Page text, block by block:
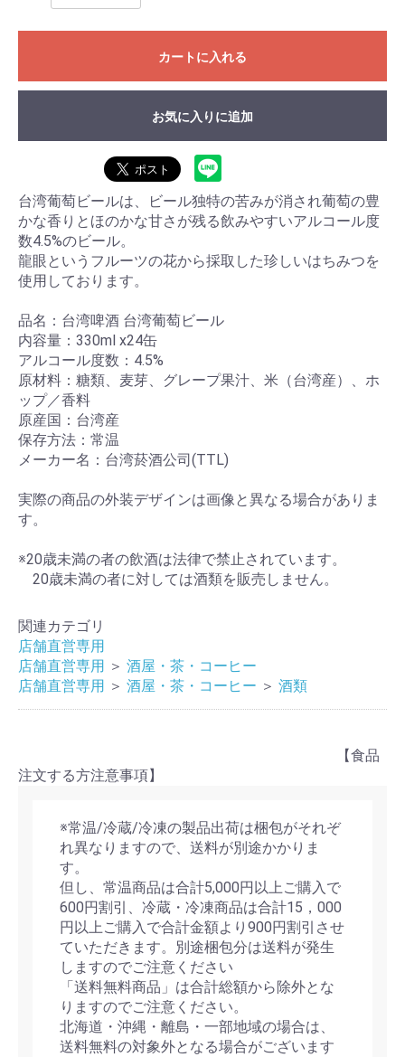
カートに入れる
お買い物を続ける
お気に入りに追加
台湾葡萄ビールは、ビール独特の苦みが消され葡萄の豊
かな香りとほのかな甘さが残る飲みやすいアルコール度
数4.5%のビール。
龍眼というフルーツの花から採取した珍しいはちみつを
使用しております。
品名：台湾啤酒 台湾葡萄ビール
内容量：330ml x24缶
アルコール度数：4.5%
原材料：糖類、麦芽、グレープ果汁、米（台湾産）、ホ
ップ／香料
原産国：台湾産
保存方法：常温
メーカー名：台湾菸酒公司(TTL)
実際の商品の外装デザインは画像と異なる場合がありま
す。
※20歳未満の者の飲酒は法律で禁止されています。
20歳未満の者に対しては酒類を販売しません。
関連カテゴリ
店舗直営専用
店舗直営専用 ＞ 酒屋・茶・コーヒー
店舗直営専用 ＞ 酒屋・茶・コーヒー ＞ 酒類
【食品
注文する方注意事項】
※常温/冷蔵/冷凍の製品出荷は梱包がそれぞ
れ異なりますので、送料が別途かかりま
す。
但し、常温商品は合計5,000円以上ご購入で
600円割引、冷蔵・冷凍商品は合計15，000
円以上ご購入で合計金額より900円割引させ
ていただきます。別途梱包分は送料が発生
しますのでご注意ください
「送料無料商品」は合計総額から除外とな
りますのでご注意ください。
北海道・沖縄・離島・一部地域の場合は、
送料無料の対象外となる場合がございます